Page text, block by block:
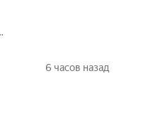
6 часов назад